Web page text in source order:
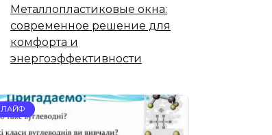
Металлопластиковые окна:
современное решение для
комфорта и
энергоэффективности
ЛАЙФ